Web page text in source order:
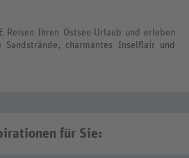
Reisen Ihren Ostsee-Urlaub und erleben
charmantes Inselflair und
für Sie: